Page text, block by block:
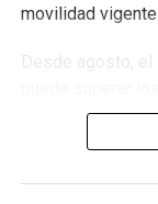
movilidad
Desde agosto, el
el derecho a
mes. Esto